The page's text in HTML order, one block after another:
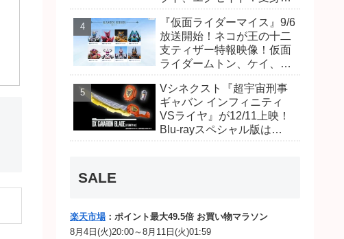
ー、DXネオディケイドライ
バー、DXホッパーゼクター
ほか12点！
『仮面ライダーマイス』9/6
放送開始！ネコが王の十二
支ティザー特報映像！仮面
ライダームトン、ケイ、ヴ
開！ライダーは子丑寅卯辰
巳午未申酉戌亥猫猫の14
人⁉
Vシネクスト『超宇宙刑事
ギャバン インフィニティ
VSライヤ』が12/11上映！
Blu-rayスペシャル版は
SALE
楽天市場 ：ポイント最大49.5倍 お買い物マラソン
8月4日(火)20:00～8月11日(火)01:59